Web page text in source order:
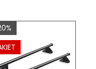
koszyka